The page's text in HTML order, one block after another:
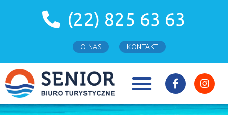
(22) 825 63 63
O NAS KONTAKT